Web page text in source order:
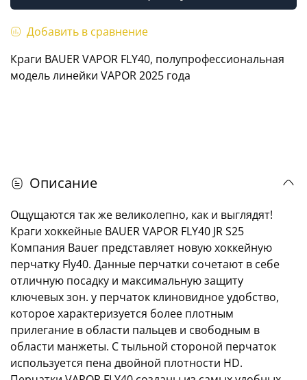
Добавить в сравнение
Краги BAUER VAPOR FLY40, полупрофессиональная
модель линейки VAPOR 2025 года
Описание
Ощущаются так же великолепно, как и выглядят!
Краги хоккейные BAUER VAPOR FLY40 JR S25
Компания Bauer представляет новую хоккейную
перчатку Fly40. Данные перчатки сочетают в себе
отличную посадку и максимальную защиту
ключевых зон. у перчаток клиновидное удобство,
которое характеризуется более плотным
прилегание в области пальцев и свободным в
области манжеты. С тыльной стороной перчаток
используется пена двойной плотности HD.